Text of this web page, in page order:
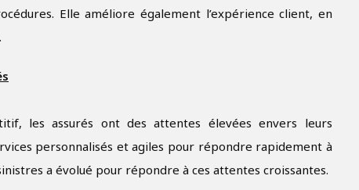
Elle améliore également l’expérience client, en
les assurés ont des attentes élevées envers leurs
personnalisés et agiles pour répondre rapidement à
a évolué pour répondre à ces attentes croissantes.